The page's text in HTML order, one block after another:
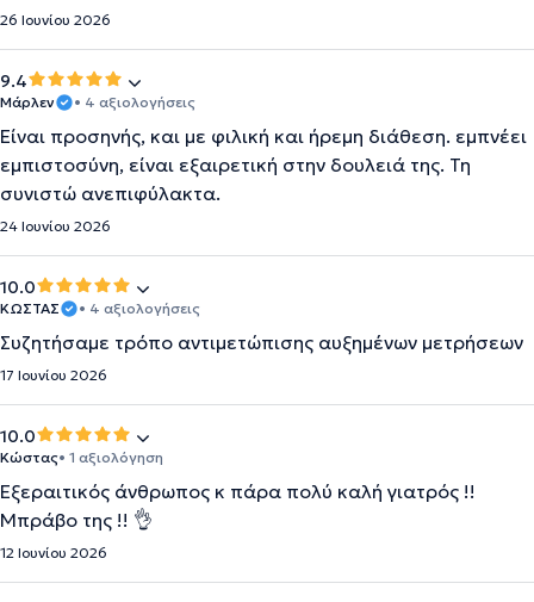
26 Ιουνίου 2026
9.4
Μάρλεν • 4 αξιολογήσεις
Είναι προσηνής, και με φιλική και ήρεμη διάθεση. εμπνέει
εμπιστοσύνη, είναι εξαιρετική στην δουλειά της. Τη
συνιστώ ανεπιφύλακτα.
24 Ιουνίου 2026
10.0
ΚΩΣΤΑΣ • 4 αξιολογήσεις
Συζητήσαμε τρόπο αντιμετώπισης αυξημένων μετρήσεων
17 Ιουνίου 2026
10.0
Κώστας• 1 αξιολόγηση
Εξεραιτικός άνθρωπος κ πάρα πολύ καλή γιατρός !!
Μπράβο της !! 👌
12 Ιουνίου 2026